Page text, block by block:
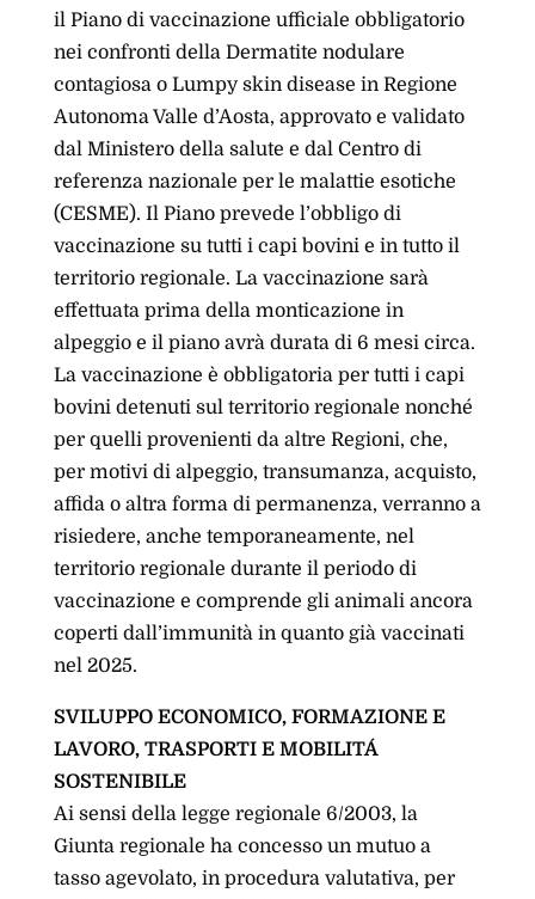
il Piano di vaccinazione ufficiale obbligatorio
nei confronti della Dermatite nodulare
contagiosa o Lumpy skin disease in Regione
Autonoma Valle d’Aosta, approvato e validato
dal Ministero della salute e dal Centro di
referenza nazionale per le malattie esotiche
(CESME). Il Piano prevede l’obbligo di
vaccinazione su tutti i capi bovini e in tutto il
territorio regionale. La vaccinazione sarà
effettuata prima della monticazione in
alpeggio e il piano avrà durata di 6 mesi circa.
La vaccinazione è obbligatoria per tutti i capi
bovini detenuti sul territorio regionale nonché
per quelli provenienti da altre Regioni, che,
per motivi di alpeggio, transumanza, acquisto,
affida o altra forma di permanenza, verranno a
risiedere, anche temporaneamente, nel
territorio regionale durante il periodo di
vaccinazione e comprende gli animali ancora
coperti dall’immunità in quanto già vaccinati
nel 2025.
SVILUPPO ECONOMICO, FORMAZIONE E
LAVORO, TRASPORTI E MOBILITÁ
SOSTENIBILE
Ai sensi della legge regionale 6/2003, la
Giunta regionale ha concesso un mutuo a
tasso agevolato, in procedura valutativa, per